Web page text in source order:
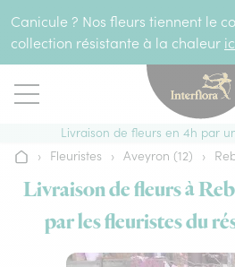
Canicule ? Nos fleurs tiennent le
collection résistante à la chaleur
Livraison de fleurs en 4h par
Accueil
› Fleuristes › Aveyron (12) ›
Livraison de fleurs à
par les fleuristes du